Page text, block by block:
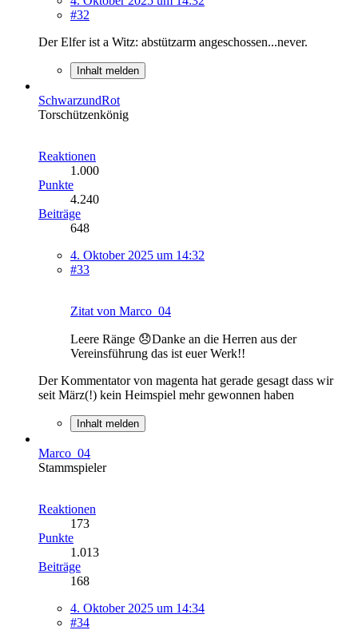
#32
Der Elfer ist a Witz: abstützarm angeschossen...never.
Inhalt melden
SchwarzundRot
Torschützenkönig
Reaktionen
1.000
Punkte
4.240
Beiträge
648
4. Oktober 2025 um 14:32
#33
Zitat von Marco_04
Leere Ränge 😞Danke an die Herren aus der
Vereinsführung das ist euer Werk!!
Der Kommentator von magenta hat gerade gesagt dass wir
seit März(!) kein Heimspiel mehr gewonnen haben
Inhalt melden
Marco_04
Stammspieler
Reaktionen
173
Punkte
1.013
Beiträge
168
4. Oktober 2025 um 14:34
#34